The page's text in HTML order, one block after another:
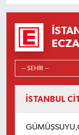
İSTANBUL